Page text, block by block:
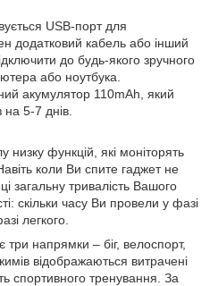
USB-порт для
додатковий кабель або інший
до будь-якого зручного
або ноутбука.
акумулятор 110mAh, який
5-7 днів.
низку функцій, які моніторять
коли Ви спите гаджет не
загальну тривалість Вашого
скільки часу Ви провели у фазі
легкого.
напрямки – біг, велоспорт,
відображаються витрачені
спортивного тренування. За